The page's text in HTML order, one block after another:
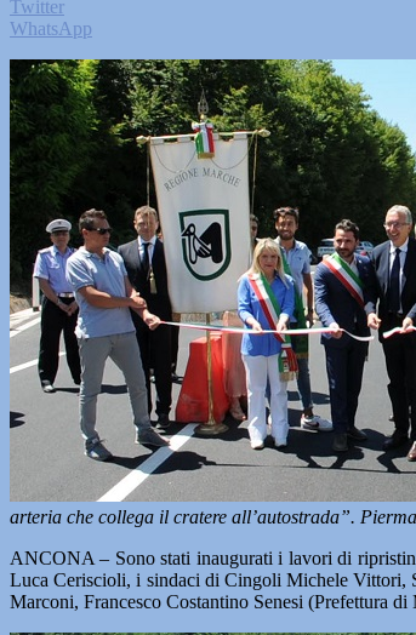
Twitter
WhatsApp
arteria che collega il cratere all’autostrada”.
ANCONA – Sono stati inaugurati i lavori di
Luca Ceriscioli, i sindaci di Cingoli Michele Vittori,
Marconi, Francesco Costantino Senesi (Prefettura di